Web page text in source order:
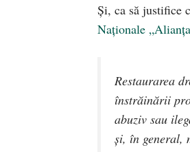
Și, ca să justifice
Naționale
Restaurarea
înstrăinării
abuziv sau
și, în general,